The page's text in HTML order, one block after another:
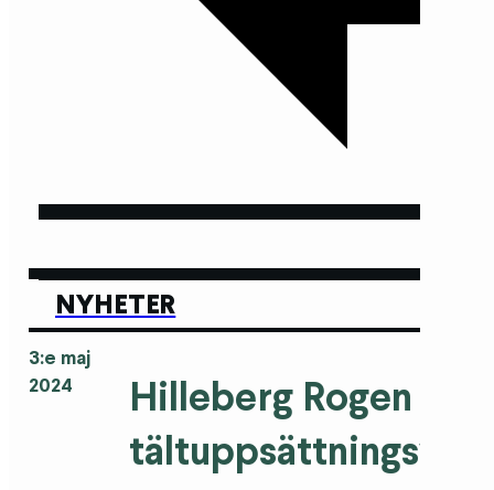
NYHETER
3:e maj
2024
Hilleberg Rogen